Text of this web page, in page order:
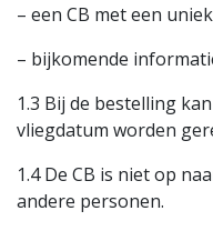
– een CB met een
– bijkomende
1.3 Bij de bestelling
vliegdatum worden
1.4 De CB is niet op
andere personen.